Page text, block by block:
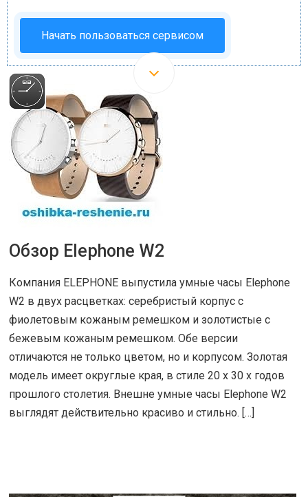
Начать пользоваться сервисом
15 ОКТ 2016 ОБЗОРЫ
Обзор Elephone W2
Компания ELEPHONE выпустила умные часы Elephone
W2 в двух расцветках: серебристый корпус с
фиолетовым кожаным ремешком и золотистые с
бежевым кожаным ремешком. Обе версии
отличаются не только цветом, но и корпусом. Золотая
модель имеет округлые края, в стиле 20 х 30 х годов
прошлого столетия. Внешне умные часы Elephone W2
выглядят действительно красиво и стильно. […]